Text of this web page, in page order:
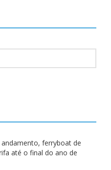
ferryboat de
até o final do ano de